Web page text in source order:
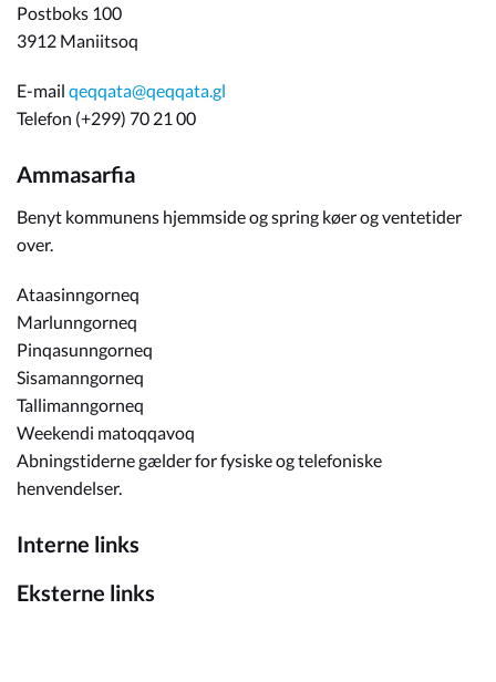
Postboks 100
3912 Maniitsoq
E-mail qeqqata@qeqqata.gl
Telefon (+299) 70 21 00
Ammasarfia
Benyt kommunens hjemmside og spring køer og ventetider
over.
Ataasinngorneq
Marlunngorneq
Pinqasunngorneq
Sisamanngorneq
Tallimanngorneq
Weekendi matoqqavoq
Abningstiderne gælder for fysiske og telefoniske
henvendelser.
Interne links
Eksterne links